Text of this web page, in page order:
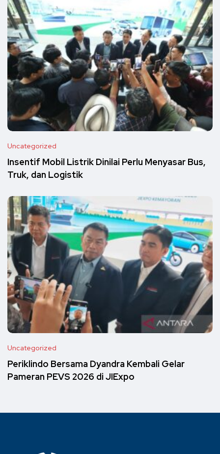
Uncategorized
Insentif Mobil Listrik Dinilai Perlu Menyasar Bus,
Truk, dan Logistik
Uncategorized
Periklindo Bersama Dyandra Kembali Gelar
Pameran PEVS 2026 di JIExpo